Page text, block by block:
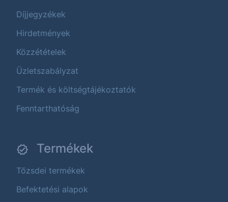
Díjjegyzékek
Hirdetmények
Közzétételek
Üzletszabályzat
Termék és költségtájékoztatók
Fenntarthatóság
Termékek
Tőzsdei termékek
Befektetési alapok